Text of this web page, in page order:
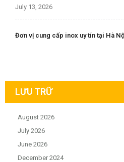
July 13, 2026
Đơn vị cung cấp inox uy tín tại Hà
LƯU TRỮ
August 2026
July 2026
June 2026
December 2024